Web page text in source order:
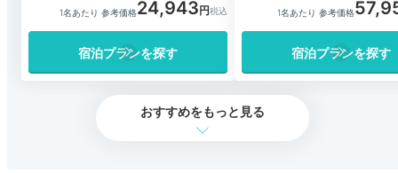
1名あたり 参考価格24,943
宿泊プランを探す
1名あたり 参考価格
宿泊プランを探す
おすすめをもっと見る